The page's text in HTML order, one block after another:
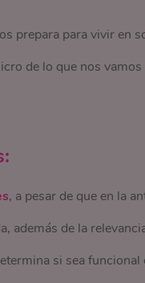
prepara para vivir en
de lo que nos
, a pesar de que en la
además de la
si sea